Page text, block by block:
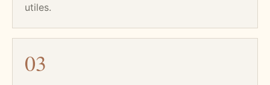
utiles.
03